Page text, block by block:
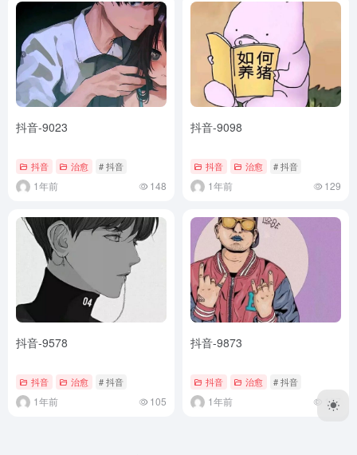
抖音-9023
抖音 治愈 # 抖音
1年前 148
抖音-9098
抖音 治愈 # 抖音
1年前 129
抖音-9578
抖音 治愈 # 抖音
1年前 105
抖音-9873
抖音 治愈 # 抖音
1年前 127